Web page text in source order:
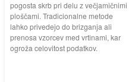
pogosta skrb pri delu z večjamičnimi
ploščami. Tradicionalne metode
lahko privedejo do brizganja ali
prenosa vzorcev med vrtinami, kar
ogroža celovitost podatkov.